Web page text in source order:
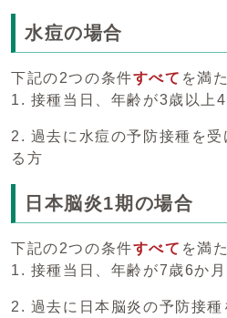
水痘の場合
下記の2つの条件すべて を満
1. 接種当日、年齢が3歳以上
2. 過去に水痘の予防接種を
る方
日本脳炎1期の場合
下記の2つの条件すべて を満
1. 接種当日、年齢が7歳6か
2. 過去に日本脳炎の予防接